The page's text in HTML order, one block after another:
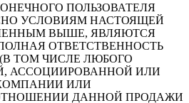
ПОЛЬЗОВАТЕЛЯ
УСЛОВИЯМ НАСТОЯЩЕЙ
ВЫШЕ, ЯВЛЯЮТСЯ
ОТВЕТСТВЕННОСТЬ
ТОМ ЧИСЛЕ ЛЮБОГО
АССОЦИИРОВАННОЙ ИЛИ
ИЛИ
ДАННОЙ ПРОДАЖИ